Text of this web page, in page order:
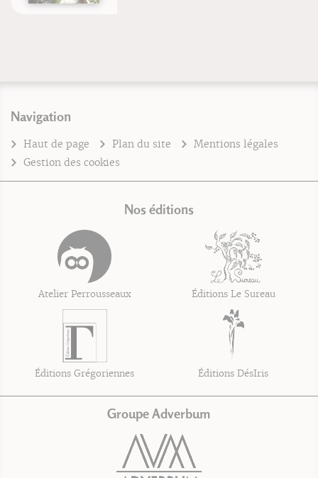
Navigation
Haut de page Plan du site
Mentions légales
Gestion des cookies
Nos éditions
Atelier Perrousseaux Éditions Le Sureau
Éditions Grégoriennes Éditions DésIris
Groupe Adverbum